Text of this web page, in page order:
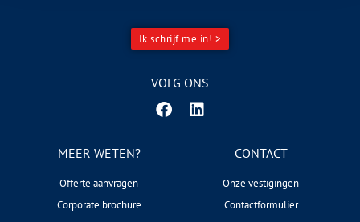
CONTACT
Onze vestigingen
Contactformulier
MEER WETEN?
Offerte aanvragen
Corporate brochure
VOLG ONS
Ik schrijf me in! >